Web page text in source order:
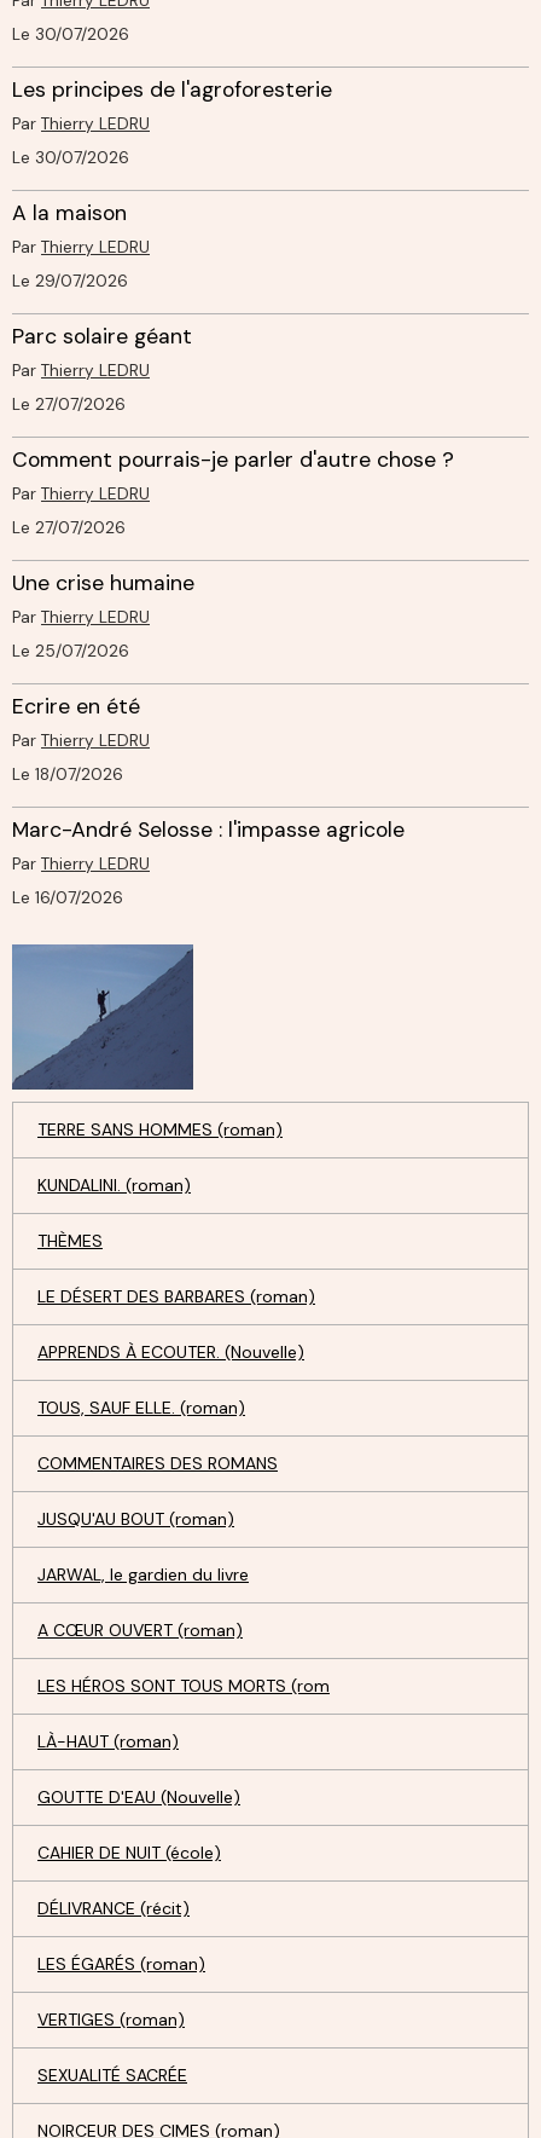
Le 30/07/2026
Les principes de l'agroforesterie
Par Thierry LEDRU
Le 30/07/2026
A la maison
Par Thierry LEDRU
Le 29/07/2026
Parc solaire géant
Par Thierry LEDRU
Le 27/07/2026
Comment pourrais-je parler d'autre chose ?
Par Thierry LEDRU
Le 27/07/2026
Une crise humaine
Par Thierry LEDRU
Le 25/07/2026
Ecrire en été
Par Thierry LEDRU
Le 18/07/2026
Marc-André Selosse : l'impasse agricole
Par Thierry LEDRU
Le 16/07/2026
TERRE SANS HOMMES (roman)
KUNDALINI. (roman)
THÈMES
LE DÉSERT DES BARBARES (roman)
APPRENDS À ECOUTER. (Nouvelle)
TOUS, SAUF ELLE. (roman)
COMMENTAIRES DES ROMANS
JUSQU'AU BOUT (roman)
JARWAL, le gardien du livre
A CŒUR OUVERT (roman)
LES HÉROS SONT TOUS MORTS (rom
LÀ-HAUT (roman)
GOUTTE D'EAU (Nouvelle)
CAHIER DE NUIT (école)
DÉLIVRANCE (récit)
LES ÉGARÉS (roman)
VERTIGES (roman)
SEXUALITÉ SACRÉE
NOIRCEUR DES CIMES (roman)